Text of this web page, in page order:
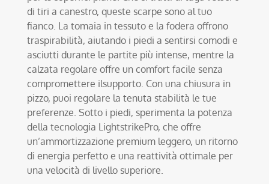
di tiri a canestro, queste scarpe sono al tuo
fianco. La tomaia in tessuto e la fodera offrono
traspirabilità, aiutando i piedi a sentirsi comodi e
asciutti durante le partite più intense, mentre la
calzata regolare offre un comfort facile senza
compromettere ilsupporto. Con una chiusura in
pizzo, puoi regolare la tenuta stabilità le tue
preferenze. Sotto i piedi, sperimenta la potenza
della tecnologia LightstrikePro, che offre
un’ammortizzazione premium leggero, un ritorno
di energia perfetto e una reattività ottimale per
una velocità di livello superiore.